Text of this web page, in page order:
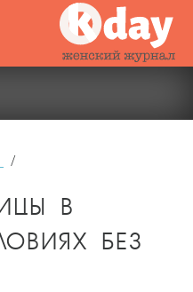
/
в
без